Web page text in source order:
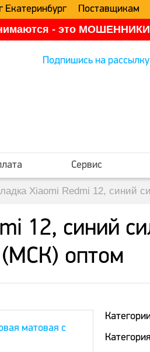
Екатеринбург Поставщикам
- это МОШЕННИКИ.
Подпишись на
Сервис
Xiaomi Redmi 12, синий
12, синий
оптом